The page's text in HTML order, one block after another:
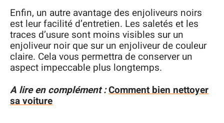
Enfin, un autre avantage des enjoliveurs noirs
est leur facilité d’entretien. Les saletés et les
traces d’usure sont moins visibles sur un
enjoliveur noir que sur un enjoliveur de couleur
claire. Cela vous permettra de conserver un
aspect impeccable plus longtemps.
A lire en complément :Comment bien nettoyer
sa voiture